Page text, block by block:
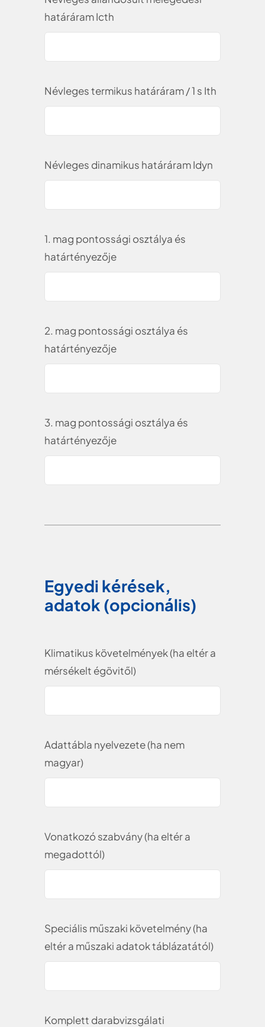
határáram Icth
Névleges termikus határáram / 1 s Ith
Névleges dinamikus határáram Idyn
1. mag pontossági osztálya és
határtényezője
2. mag pontossági osztálya és
határtényezője
3. mag pontossági osztálya és
határtényezője
Egyedi kérések,
adatok (opcionális)
Klimatikus követelmények (ha eltér a
mérsékelt égövitől)
Adattábla nyelvezete (ha nem
magyar)
Vonatkozó szabvány (ha eltér a
megadottól)
Speciális műszaki követelmény (ha
eltér a műszaki adatok táblázatától)
Komplett darabvizsgálati